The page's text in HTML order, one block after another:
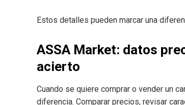
Estos detalles pueden marcar una
ASSA Market: datos
acierto
Cuando se quiere comprar o vender un
diferencia. Comparar precios, revisar